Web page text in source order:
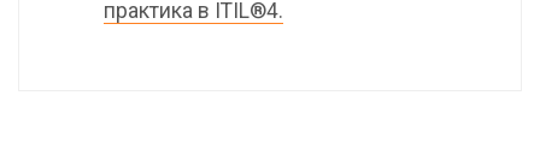
практика в ITIL®4.